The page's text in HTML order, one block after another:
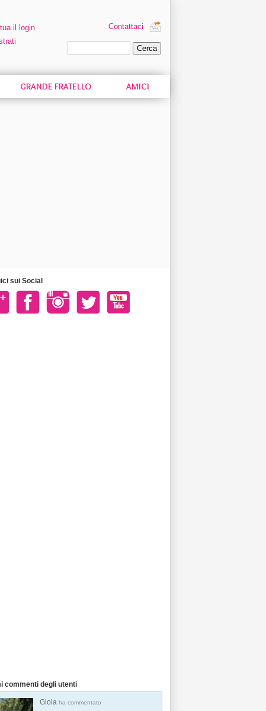
il login
Contattaci
GRANDE FRATELLO AMICI
sui Social
commenti degli utenti
Gioia ha commentato